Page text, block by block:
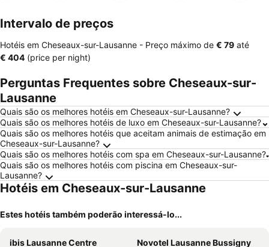
Intervalo de preços
Hotéis em Cheseaux-sur-Lausanne - Preço máximo de ‎€ 79 até
‎€ 404 (price per night)
Perguntas Frequentes sobre Cheseaux-sur-
Lausanne
Quais são os melhores hotéis em Cheseaux-sur-Lausanne?
Quais são os melhores hotéis de luxo em Cheseaux-sur-Lausanne?
Quais são os melhores hotéis que aceitam animais de estimação em
Cheseaux-sur-Lausanne?
Quais são os melhores hotéis com spa em Cheseaux-sur-Lausanne?
Quais são os melhores hotéis com piscina em Cheseaux-sur-
Lausanne?
Hotéis em Cheseaux-sur-Lausanne
Estes hotéis também poderão interessá-lo...
ibis Lausanne Centre
Novotel Lausanne Bussigny